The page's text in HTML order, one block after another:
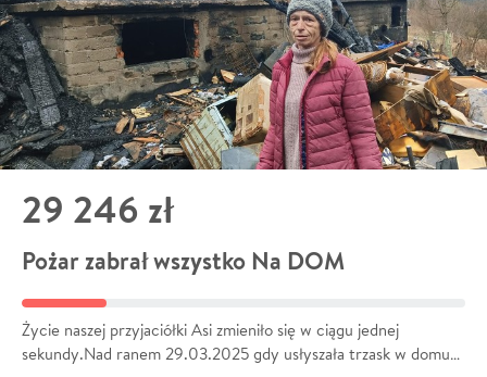
29 246 zł
Pożar zabrał wszystko Na DOM
Życie naszej przyjaciółki Asi zmieniło się w ciągu jednej
sekundy.Nad ranem 29.03.2025 gdy usłyszała trzask w domu…